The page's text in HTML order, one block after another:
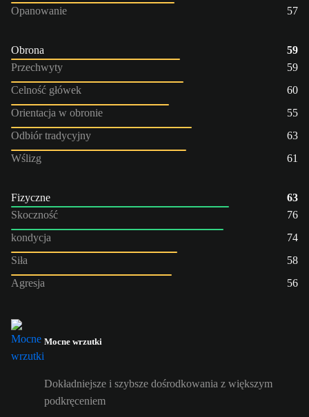
Opanowanie
57
Obrona
59
Przechwyty
59
Celność główek
60
Orientacja w obronie
55
Odbiór tradycyjny
63
Wślizg
61
Fizyczne
63
Skoczność
76
kondycja
74
Siła
58
Agresja
56
Mocne wrzutki
Dokładniejsze i szybsze dośrodkowania z większym
podkręceniem